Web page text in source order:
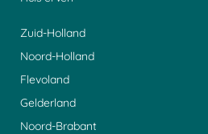
Zuid-Holland
Noord-Holland
Flevoland
Gelderland
Noord-Brabant